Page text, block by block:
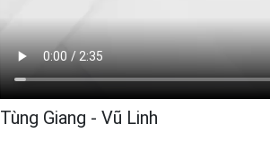
Tùng Giang - Vũ Linh